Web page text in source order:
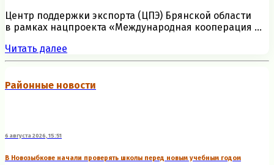
Центр поддержки экспорта (ЦПЭ) Брянской области
в рамках нацпроекта «Международная кооперация ...
Читать далее
Районные новости
6 августа 2026, 15:51
В Новозыбкове начали проверять школы перед новым учебным годом